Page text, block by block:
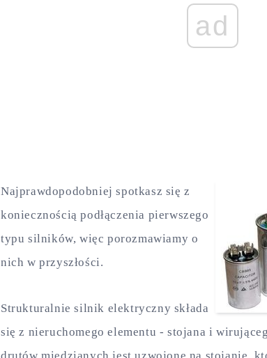
ad
Najprawdopodobniej spotkasz się z
koniecznością podłączenia pierwszego
typu silników, więc porozmawiamy o
nich w przyszłości.
Strukturalnie silnik elektryczny składa
się z nieruchomego elementu - stojana i